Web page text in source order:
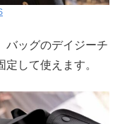
バッグのデイジーチ
して使えます。